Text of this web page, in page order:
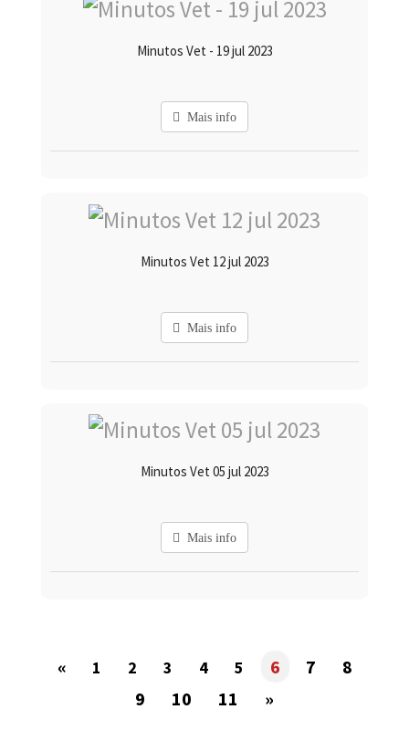
Minutos Vet - 19 jul 2023
Mais info
Minutos Vet 12 jul 2023
Mais info
Minutos Vet 05 jul 2023
Mais info
« 1 2 3 4 5 6 7
8
9
10 11 »